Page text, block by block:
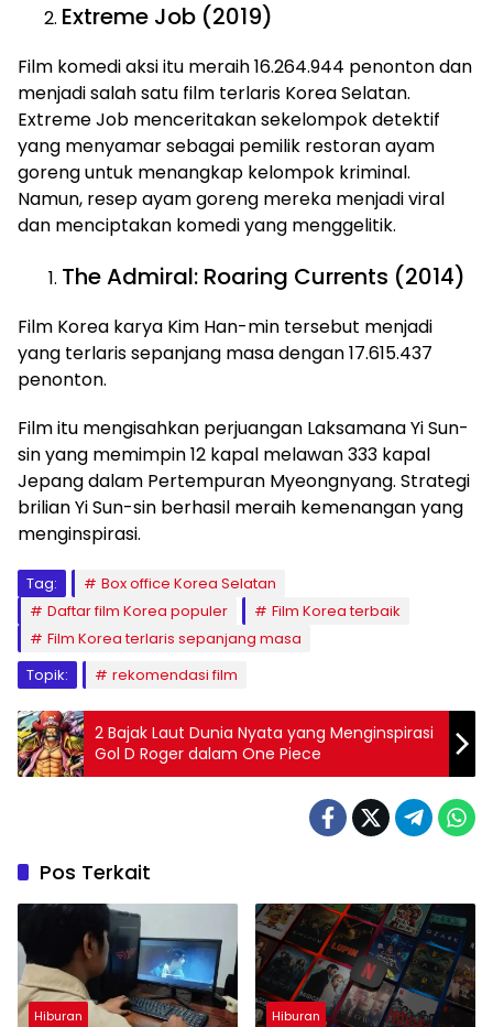
Extreme Job (2019)
Film komedi aksi itu meraih 16.264.944 penonton dan
menjadi salah satu film terlaris Korea Selatan.
Extreme Job menceritakan sekelompok detektif
yang menyamar sebagai pemilik restoran ayam
goreng untuk menangkap kelompok kriminal.
Namun, resep ayam goreng mereka menjadi viral
dan menciptakan komedi yang menggelitik.
The Admiral: Roaring Currents (2014)
Film Korea karya Kim Han-min tersebut menjadi
yang terlaris sepanjang masa dengan 17.615.437
penonton.
Film itu mengisahkan perjuangan Laksamana Yi Sun-
sin yang memimpin 12 kapal melawan 333 kapal
Jepang dalam Pertempuran Myeongnyang. Strategi
brilian Yi Sun-sin berhasil meraih kemenangan yang
menginspirasi.
Tag:
Box office Korea Selatan
Daftar film Korea populer
Film Korea terbaik
Film Korea terlaris sepanjang masa
Topik:
rekomendasi film
2 Bajak Laut Dunia Nyata yang Menginspirasi
Gol D Roger dalam One Piece
Pos Terkait
Hiburan Hiburan